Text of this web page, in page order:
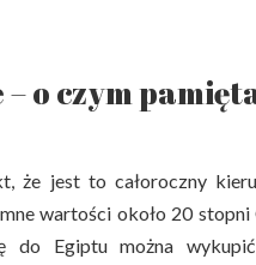
o czym
że jest to całoroczny
wartości około 20 stopni
do Egiptu można